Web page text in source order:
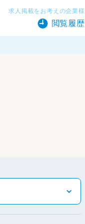
求人掲載をお考えの企業様
閲覧履歴